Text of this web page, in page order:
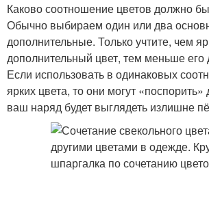
Каково соотношение цветов должно
Обычно выбираем один или два
дополнительные. Только учтите, чем
дополнительный цвет, тем меньше его
Если использовать в одинаковых
ярких цвета, то они могут «поспорить»
ваш наряд будет выглядеть излишне